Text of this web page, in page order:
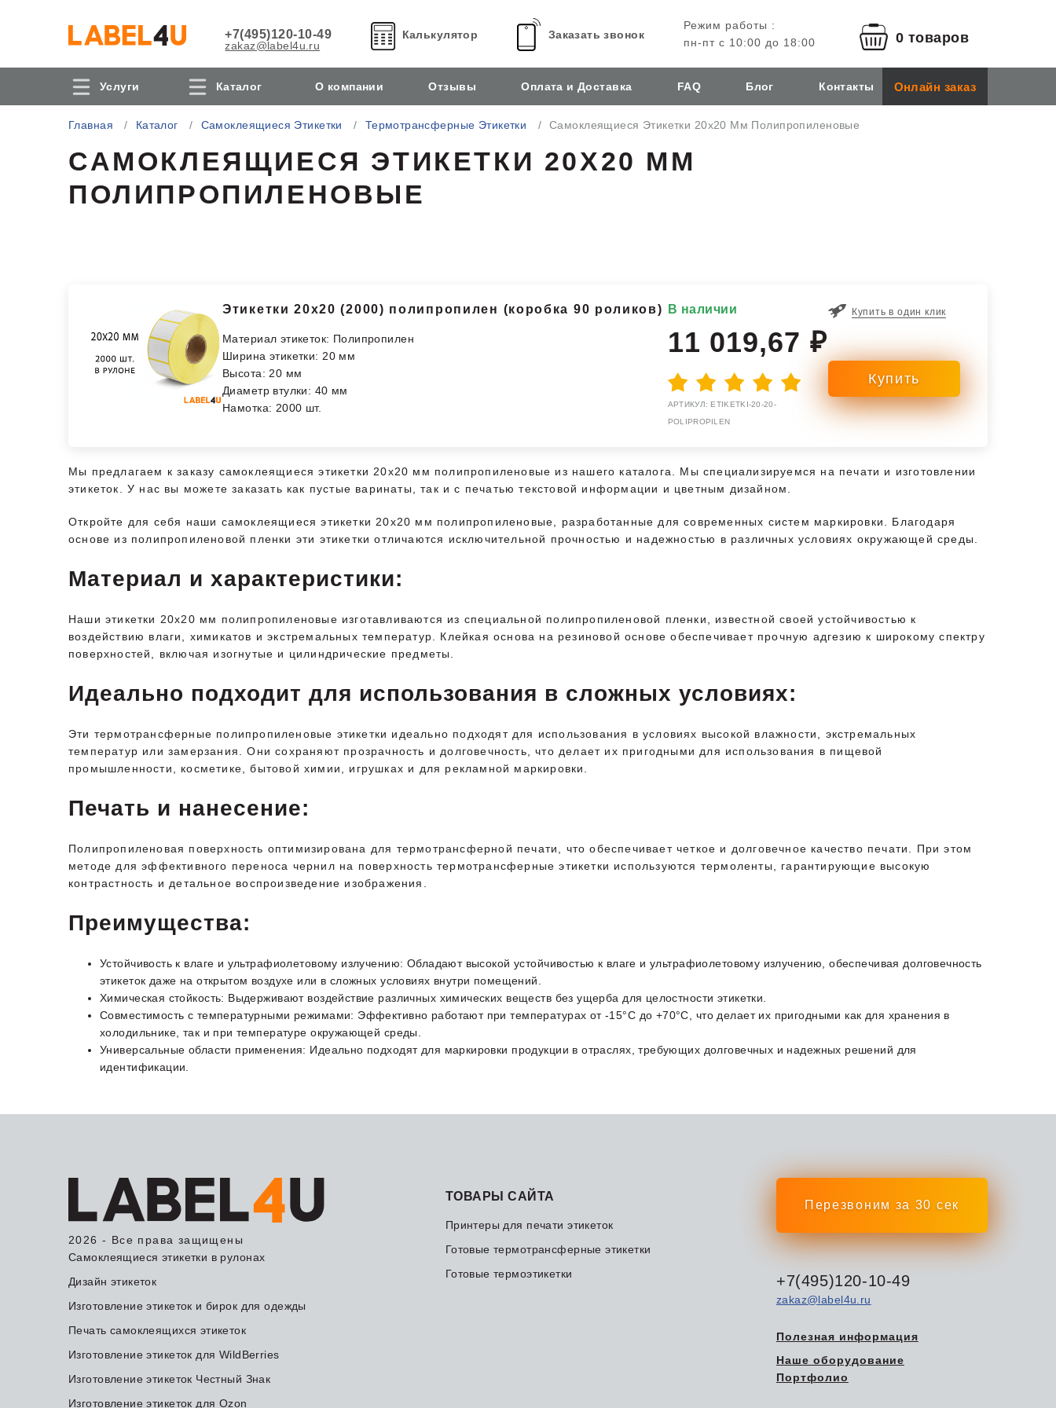
+7(495)120-10-49
zakaz@label4u.ru
Калькулятор Заказать звонок
Режим работы :
пн-пт с 10:00 до 18:00
0 товаров
Услуги Каталог О компании Отзывы Оплата и Доставка FAQ Блог Контакты Онлайн заказ
Главная Каталог Самоклеящиеся Этикетки Термотрансферные Этикетки Самоклеящиеся Этикетки 20х20 Мм Полипропиленовые
САМОКЛЕЯЩИЕСЯ ЭТИКЕТКИ 20Х20 ММ
ПОЛИПРОПИЛЕНОВЫЕ
Этикетки 20х20 (2000) полипропилен (коробка 90 роликов)
Материал этикеток: Полипропилен
Ширина этикетки: 20 мм
Высота: 20 мм
Диаметр втулки: 40 мм
Намотка: 2000 шт.
В наличии
11 019,67 ₽
АРТИКУЛ: ETIKETKI-20-20-
POLIPROPILEN
Купить в один клик
Мы предлагаем к заказу самоклеящиеся этикетки 20х20 мм полипропиленовые из нашего каталога. Мы специализируемся на печати и изготовлении
этикеток. У нас вы можете заказать как пустые варинаты, так и с печатью текстовой информации и цветным дизайном.
Откройте для себя наши самоклеящиеся этикетки 20х20 мм полипропиленовые, разработанные для современных систем маркировки. Благодаря
основе из полипропиленовой пленки эти этикетки отличаются исключительной прочностью и надежностью в различных условиях окружающей среды.
Материал и характеристики:
Наши этикетки 20х20 мм полипропиленовые изготавливаются из специальной полипропиленовой пленки, известной своей устойчивостью к
воздействию влаги, химикатов и экстремальных температур. Клейкая основа на резиновой основе обеспечивает прочную адгезию к широкому спектру
поверхностей, включая изогнутые и цилиндрические предметы.
Идеально подходит для использования в сложных условиях:
Эти термотрансферные полипропиленовые этикетки идеально подходят для использования в условиях высокой влажности, экстремальных
температур или замерзания. Они сохраняют прозрачность и долговечность, что делает их пригодными для использования в пищевой
промышленности, косметике, бытовой химии, игрушках и для рекламной маркировки.
Печать и нанесение:
Полипропиленовая поверхность оптимизирована для термотрансферной печати, что обеспечивает четкое и долговечное качество печати. При этом
методе для эффективного переноса чернил на поверхность термотрансферные этикетки используются термоленты, гарантирующие высокую
контрастность и детальное воспроизведение изображения.
Преимущества:
Устойчивость к влаге и ультрафиолетовому излучению: Обладают высокой устойчивостью к влаге и ультрафиолетовому излучению, обеспечивая долговечность
этикеток даже на открытом воздухе или в сложных условиях внутри помещений.
Химическая стойкость: Выдерживают воздействие различных химических веществ без ущерба для целостности этикетки.
Совместимость с температурными режимами: Эффективно работают при температурах от -15°C до +70°C, что делает их пригодными как для хранения в
холодильнике, так и при температуре окружающей среды.
Универсальные области применения: Идеально подходят для маркировки продукции в отраслях, требующих долговечных и надежных решений для
идентификации.
2026 - Все права защищены
Самоклеящиеся этикетки в рулонах
Дизайн этикеток
Изготовление этикеток и бирок для одежды
Печать самоклеящихся этикеток
Изготовление этикеток для WildBerries
Изготовление этикеток Честный Знак
Изготовление этикеток для Ozon
ТОВАРЫ САЙТА
Принтеры для печати этикеток
Готовые термотрансферные этикетки
Готовые термоэтикетки
Перезвоним за 30 сек
+7(495)120-10-49
zakaz@label4u.ru
Полезная информация
Наше оборудование
Портфолио